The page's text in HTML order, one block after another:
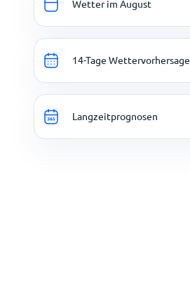
Wetter im August
14-Tage Wettervorhersage
Langzeitprognosen